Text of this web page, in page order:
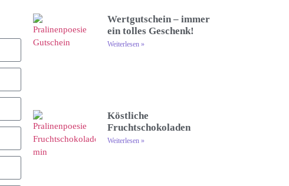
Wertgutschein – immer
ein tolles Geschenk!
Weiterlesen »
Köstliche
Fruchtschokoladen
Weiterlesen »